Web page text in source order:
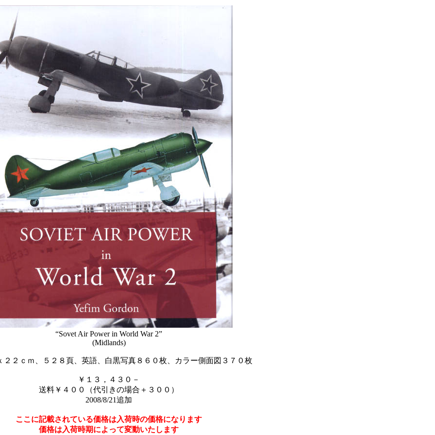
“Sovet Air Power in World War 2”
(Midlands)
２２ｃｍ、５２８頁、英語、白黒写真８６０枚、カラー側面図３７０枚
￥１３，４３０－
送料￥４００（代引きの場合＋３００）
2008/8/21追加
ここに記載されている価格は入荷時の価格になります
価格は入荷時期によって変動いたします